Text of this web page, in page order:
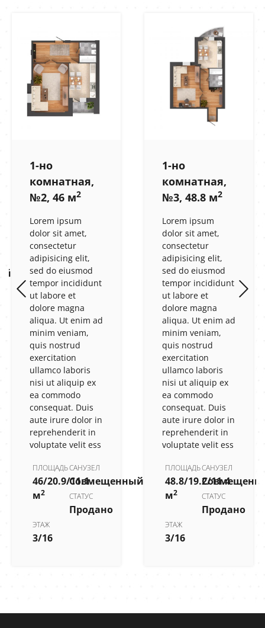
1-но
комнатная,
№2, 46 м2
Lorem ipsum
dolor sit amet,
consectetur
adipisicing elit,
sed do eiusmod
tempor incididunt
ut labore et
dolore magna
aliqua. Ut enim ad
minim veniam,
quis nostrud
exercitation
ullamco laboris
nisi ut aliquip ex
ea commodo
consequat. Duis
aute irure dolor in
reprehenderit in
voluptate velit ess
ПЛОЩАДЬ
46/20.9/11.1
м2
САНУЗЕЛ
Совмещенный
СТАТУС
Продано
ЭТАЖ
3/16
1-но
комнатная,
№3, 48.8 м2
Lorem ipsum
dolor sit amet,
consectetur
adipisicing elit,
sed do eiusmod
tempor incididunt
ut labore et
dolore magna
aliqua. Ut enim ad
minim veniam,
quis nostrud
exercitation
ullamco laboris
nisi ut aliquip ex
ea commodo
consequat. Duis
aute irure dolor in
reprehenderit in
voluptate velit ess
ПЛОЩАДЬ
48.8/19.2/11.4
м2
САНУЗЕЛ
СТАТУС
Продано
ЭТАЖ
3/16